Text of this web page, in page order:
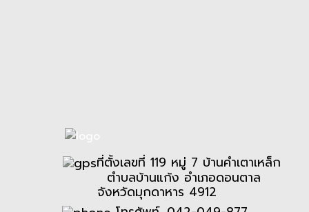
ที่ตั้งเลขที่ 119 หมู่ 7 บ้านคำเตาเหล็ก
ตำบลบ้านแก้ง อำเภอดอนตาล
จังหวัดมุกดาหาร 4912